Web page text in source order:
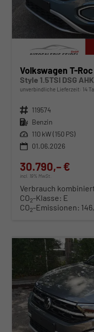
Volkswagen T-Roc
Style 1.5TSI DSG
unverbindliche Lieferzeit: 14
Fahrzeugnr. 119574
Kraftstoff Benzin
Leistung 110 kW (150 PS)
01.06.2026
30.790,– €
incl. 19% MwSt.
Verbrauch
CO2-Klasse: E
CO2-Emissionen: